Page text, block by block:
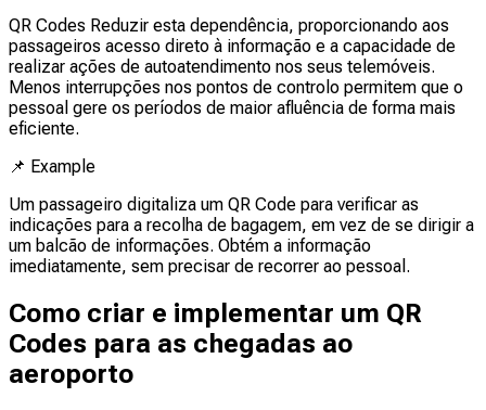
QR Codes Reduzir esta dependência, proporcionando aos
passageiros acesso direto à informação e a capacidade de
realizar ações de autoatendimento nos seus telemóveis.
Menos interrupções nos pontos de controlo permitem que o
pessoal gere os períodos de maior afluência de forma mais
eficiente.
📌 Example
Um passageiro digitaliza um QR Code para verificar as
indicações para a recolha de bagagem, em vez de se dirigir a
um balcão de informações. Obtém a informação
imediatamente, sem precisar de recorrer ao pessoal.
Como criar e implementar um QR
Codes para as chegadas ao
aeroporto